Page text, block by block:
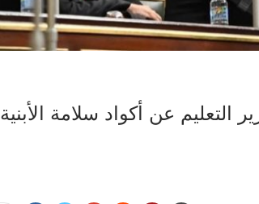
التعليم عن أكواد سلامة الأبنية